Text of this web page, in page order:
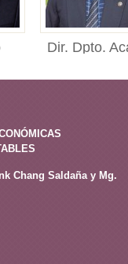
Dir. Dpto.
de
Chang Saldaña y Mg.